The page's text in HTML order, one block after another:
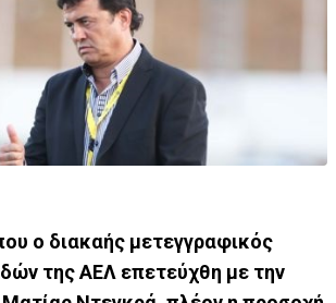
ο διακαής μετεγγραφικός
της ΑΕΛ επετεύχθη με την